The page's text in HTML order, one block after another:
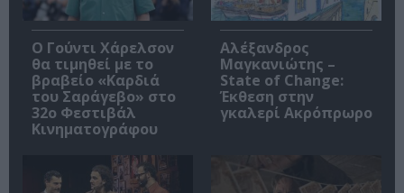
Ο Γούντι Χάρελσον
θα τιμηθεί με το
βραβείο «Καρδιά
του Σαράγεβο» στο
32ο Φεστιβάλ
Κινηματογράφου
Αλέξανδρος
Μαγκανιώτης –
State of Change:
Έκθεση στην
γκαλερί Ακρόπρωρο